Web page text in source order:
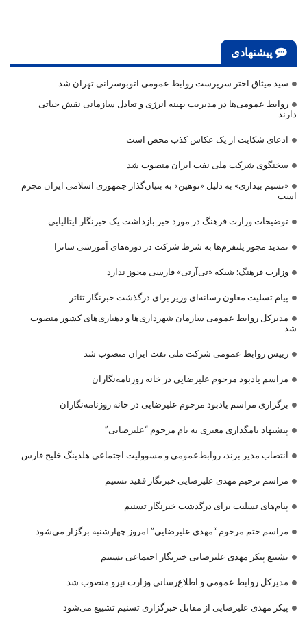
پیشنهادی
سید میثاق اختر سرپرست روابط عمومی اتوبوسرانی تهران شد
روابط عمومی‌ها در مدیریت بهینه انرژی و تعادل سازمانی نقش حیاتی
دارند
ادعای شکایت از یک عکاس کذب محض است
سخنگوی شرکت ملی نفت ایران منصوب شد
«نسیم بیداری» به دلیل «توهین» به بنیان‌گذار جمهوری اسلامی ایران مجرم
است
توضیحات وزارت فرهنگ در مورد خبر بازداشت یک خبرنگار ایتالیایی
تمدید مجوز پلتفرم‌ها به شرط شرکت در دوره‌های آموزشی ساترا
وزارت فرهنگ: شبکه «تی‌آرتی» فارسی مجوز ندارد
پیام تسلیت معاون رسانه‌ای وزیر برای درگذشت خبرنگار تئاتر
مدیرکل روابط عمومی سازمان شهرداری‌ها و دهیاری‌های کشور منصوب
شد
رییس روابط عمومی شرکت ملی نفت ایران منصوب شد
مراسم یادبود مرحوم علیرضایی در خانه روزنامه‌نگاران
برگزاری مراسم یادبود مرحوم علیرضایی در خانه روزنامه‌نگاران
پیشنهاد نامگذاری معبری به نام مرحوم “علیرضایی”
انتصاب مدیر برند، روابط‌عمومی و مسوولیت اجتماعی هلدینگ خلیج فارس
مراسم ترحیم مهدی علیرضایی خبرنگار فقید تسنیم
پیام‌های تسلیت برای درگذشت خبرنگار تسنیم
مراسم ختم مرحوم “مهدی علیرضایی” امروز چهارشنبه برگزار می‌شود
تشییع پیکر مهدی علیرضایی خبرنگار اجتماعی تسنیم
مدیرکل روابط عمومی و اطلاع‌رسانی وزارت نیرو منصوب شد
پیکر مهدی علیرضایی از مقابل خبرگزاری تسنیم تشییع می‌شود